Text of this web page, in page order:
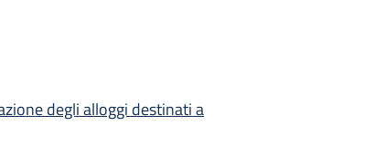
degli alloggi destinati a